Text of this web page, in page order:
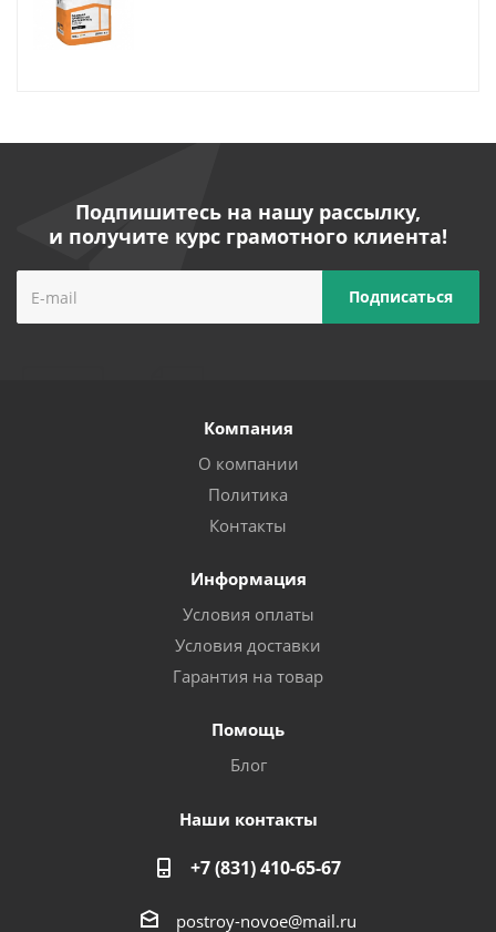
Подпишитесь на нашу рассылку,
и получите курс грамотного клиента!
Компания
О компании
Политика
Контакты
Информация
Условия оплаты
Условия доставки
Гарантия на товар
Помощь
Блог
Наши контакты
+7 (831) 410-65-67
postroy-novoe@mail.ru